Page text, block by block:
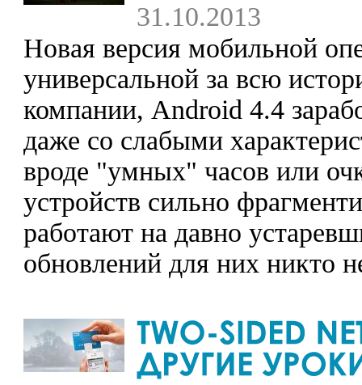
31.10.2013
Новая версия мобильной
универсальной за всю
компании, Android 4.4
даже со слабыми
вроде "умных" часов или
устройств сильно
работают на давно
обновлений для них никто